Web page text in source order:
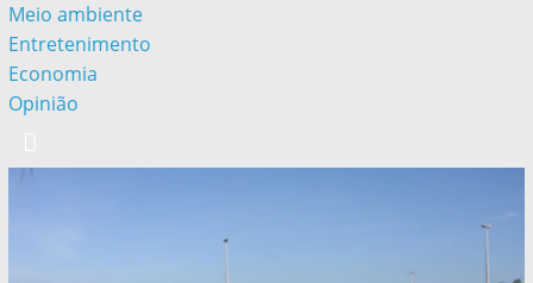
Meio ambiente
Entretenimento
Economia
Opinião